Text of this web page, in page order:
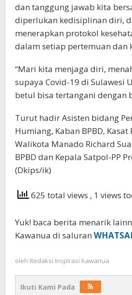
dan tanggung jawab kita
diperlukan kedisiplinan diri,
menerapkan protokol
dalam setiap pertemuan dan
“Mari kita menjaga diri,
supaya Covid-19 di Sulawesi
betul bisa tertangani dengan
Turut hadir Asisten bidang
Humiang, Kaban BPBD, Kasat
Walikota Manado Richard
BPBD dan Kepala Satpol-PP
(Dkips/ik)
625 total views , 1 views
Yuk! baca berita menarik
Kawanua di saluran
oleh Redaksi Inspirasi Kawanua
Ikuti Kami Pada